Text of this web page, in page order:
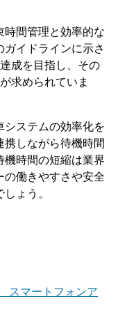
時間管理と効率的な
イドラインに示さ
成を目指し、その
求められていま
システムの効率化を
しながら待機時間
機時間の短縮は業界
の働きやすさや安全
ょう。
スマートフォンア